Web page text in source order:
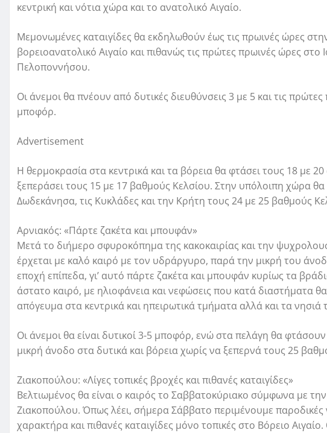
κεντρική και νότια χώρα και το ανατολικό Αιγαίο.
Μεμονωμένες καταιγίδες θα εκδηλωθούν έως τις πρωινές ώρες
βορειοανατολικό Αιγαίο και πιθανώς τις πρώτες πρωινές ώρες στο
Πελοποννήσου.
Οι άνεμοι θα πνέουν από δυτικές διευθύνσεις 3 με 5 και τις
μποφόρ.
Advertisement
Η θερμοκρασία στα κεντρικά και τα βόρεια θα φτάσει τους 18 με
ξεπεράσει τους 15 με 17 βαθμούς Κελσίου. Στην υπόλοιπη χώρα θα
Δωδεκάνησα, τις Κυκλάδες και την Κρήτη τους 24 με 25 βαθμούς
Αρνιακός: «Πάρτε ζακέτα και μπουφάν»
Μετά το διήμερο σφυροκόπημα της κακοκαιρίας και την
έρχεται με καλό καιρό με τον υδράργυρο, παρά την μικρή του
εποχή επίπεδα, γι’ αυτό πάρτε ζακέτα και μπουφάν κυρίως τα
άστατο καιρό, με ηλιοφάνεια και νεφώσεις που κατά διαστήματα
απόγευμα στα κεντρικά και ηπειρωτικά τμήματα αλλά και τα νησιά
Οι άνεμοι θα είναι δυτικοί 3-5 μποφόρ, ενώ στα πελάγη θα
μικρή άνοδο στα δυτικά και βόρεια χωρίς να ξεπερνά τους 25
Ζιακοπούλου: «Λίγες τοπικές βροχές και πιθανές καταιγίδες»
Βελτιωμένος θα είναι ο καιρός το Σαββατοκύριακο σύμφωνα με
Ζιακοπούλου. Όπως λέει, σήμερα Σάββατο περιμένουμε παροδικές
χαρακτήρα και πιθανές καταιγίδες μόνο τοπικές στο Βόρειο Αιγαίο.